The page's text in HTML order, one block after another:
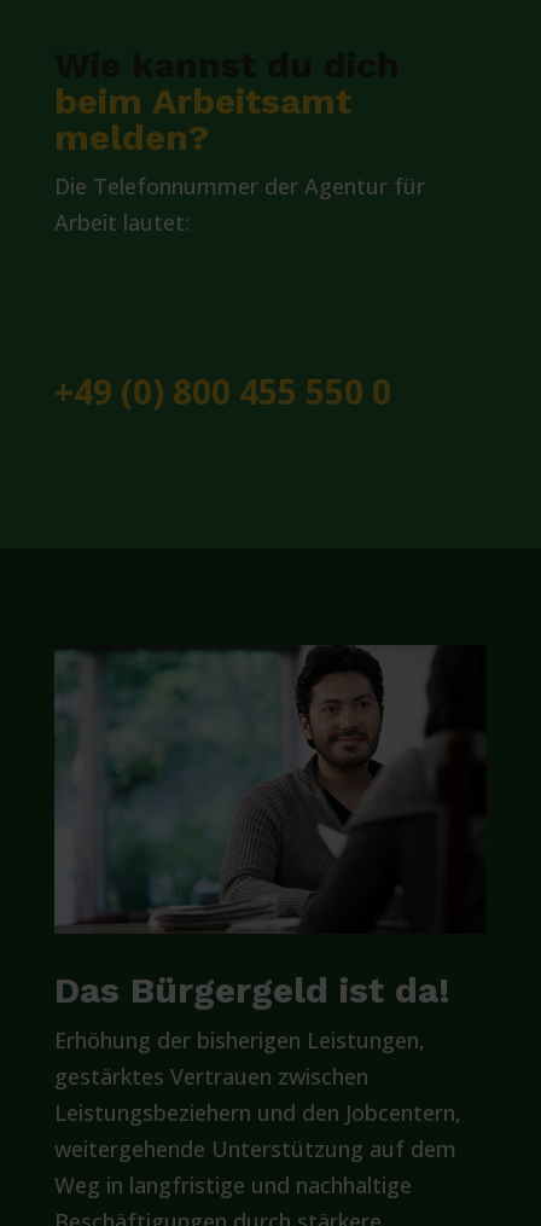
beim Arbeitsamt
melden?
Die Telefonnummer der Agentur für
Arbeit lautet:
+49 (0) 800 455 550 0
Das Bürgergeld ist da!
Erhöhung der bisherigen Leistungen,
gestärktes Vertrauen zwischen
Leistungsbeziehern und den Jobcentern,
weitergehende Unterstützung auf dem
Weg in langfristige und nachhaltige